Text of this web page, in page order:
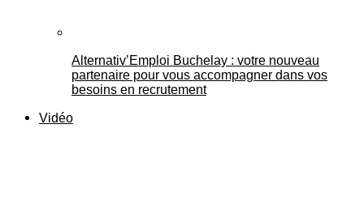
Alternativ’Emploi Buchelay : votre nouveau
partenaire pour vous accompagner dans vos
besoins en recrutement
Vidéo